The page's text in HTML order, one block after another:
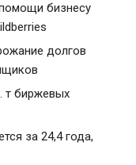
бизнесу
долгов
т биржевых
за 24,4 года,